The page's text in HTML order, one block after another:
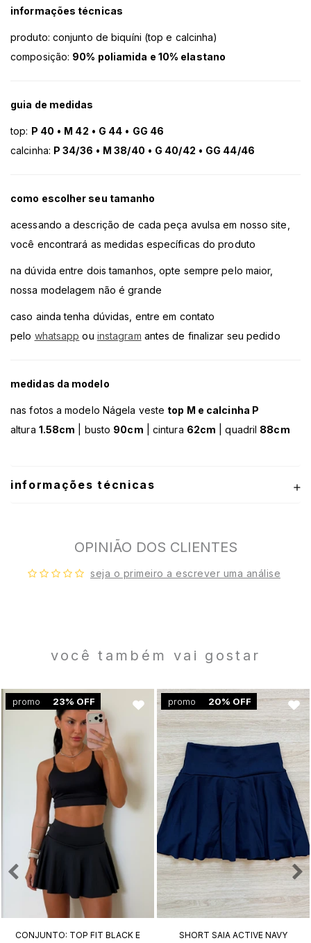
informações técnicas
produto: conjunto de biquíni (top e calcinha)
composição: 90% poliamida e 10% elastano
guia de medidas
top: P 40 • M 42 • G 44 • GG 46
calcinha: P 34/36 • M 38/40 • G 40/42 • GG 44/46
como escolher seu tamanho
acessando a descrição de cada peça avulsa em nosso site,
você encontrará as medidas específicas do produto
na dúvida entre dois tamanhos, opte sempre pelo maior,
nossa modelagem não é grande
caso ainda tenha dúvidas, entre em contato
pelo whatsapp ou instagram antes de finalizar seu pedido
medidas da modelo
nas fotos a modelo Nágela veste top M e calcinha P
altura 1.58cm | busto 90cm | cintura 62cm | quadril 88cm
informações técnicas
OPINIÃO DOS CLIENTES
seja o primeiro a escrever uma análise
você também vai gostar
promo 23% OFF
CONJUNTO: TOP FIT BLACK E
promo 20% OFF
SHORT SAIA ACTIVE NAVY